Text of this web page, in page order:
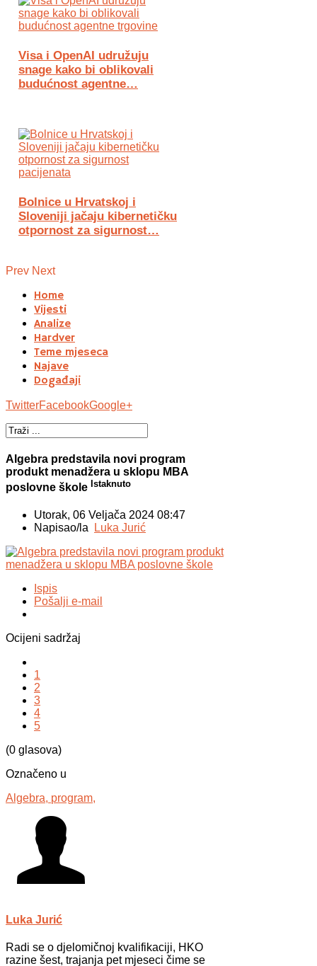
Visa i OpenAI udružuju
snage kako bi oblikovali
budućnost agentne…
Bolnice u Hrvatskoj i
Sloveniji jačaju kibernetičku
otpornost za sigurnost…
Prev Next
Home
Vijesti
Analize
Hardver
Teme mjeseca
Najave
Događaji
TwitterFacebookGoogle+
Algebra predstavila novi program
produkt menadžera u sklopu MBA
poslovne škole Istaknuto
Utorak, 06 Veljača 2024 08:47
Napisao/la Luka Jurić
Ispis
Pošalji e-mail
Ocijeni sadržaj
1
2
3
4
5
(0 glasova)
Označeno u
Algebra, program,
Luka Jurić
Radi se o djelomičnoj kvalifikaciji, HKO
razine šest, trajanja pet mjeseci čime se